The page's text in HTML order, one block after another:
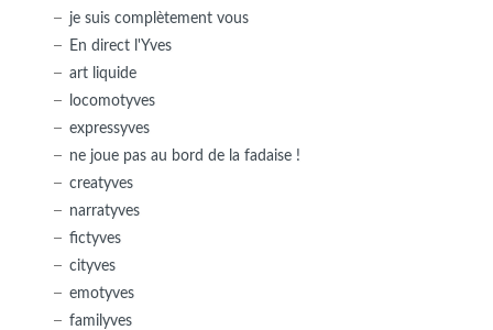
je suis complètement vous
En direct l'Yves
art liquide
locomotyves
expressyves
ne joue pas au bord de la fadaise !
creatyves
narratyves
fictyves
cityves
emotyves
familyves